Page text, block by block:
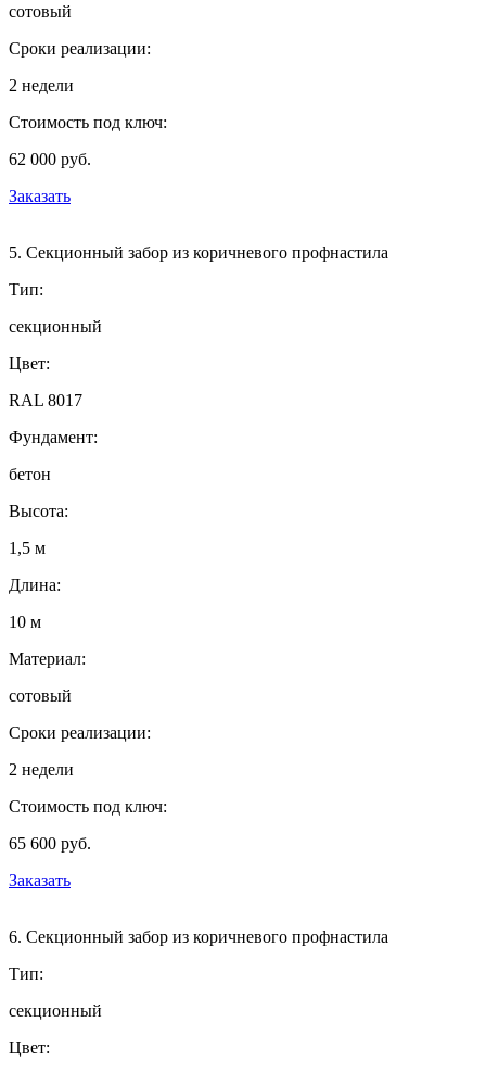
сотовый
Сроки реализации:
2 недели
Стоимость под ключ:
62 000 руб.
Заказать
5. Секционный забор из коричневого профнастила
Тип:
секционный
Цвет:
RAL 8017
Фундамент:
бетон
Высота:
1,5 м
Длина:
10 м
Материал:
сотовый
Сроки реализации:
2 недели
Стоимость под ключ:
65 600 руб.
Заказать
6. Секционный забор из коричневого профнастила
Тип:
секционный
Цвет: